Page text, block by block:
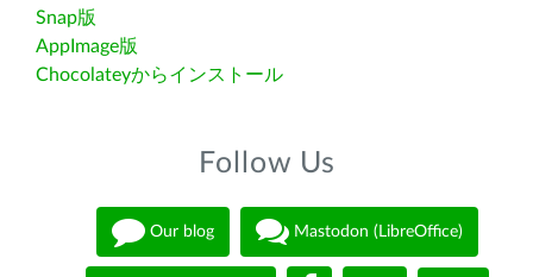
Snap版
AppImage版
Chocolateyからインストール
Follow Us
Our blog Mastodon (LibreOffice)